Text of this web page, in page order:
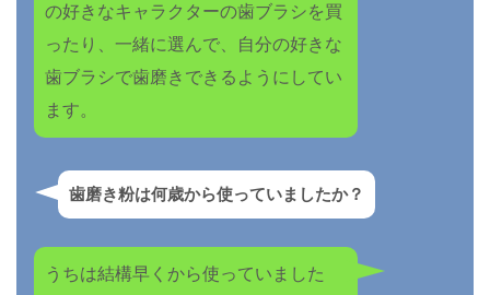
の好きなキャラクターの歯ブラシを買
ったり、一緒に選んで、自分の好きな
歯ブラシで歯磨きできるようにしてい
ます。
歯磨き粉は何歳から使っていましたか？
うちは結構早くから使っていました